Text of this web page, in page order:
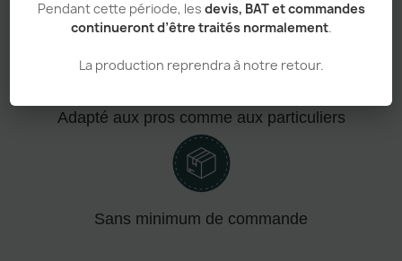
Pendant cette période, les devis, BAT et commandes
continueront d’être traités normalement.
La production reprendra à notre retour.
Personnalisation haut de gamme
Adapté aux pros comme aux particuliers
Sans minimum de commande